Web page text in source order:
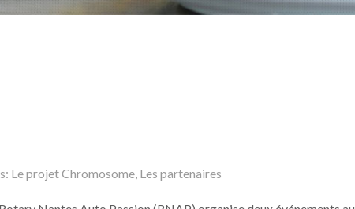
Le projet Chromosome, Les partenaires